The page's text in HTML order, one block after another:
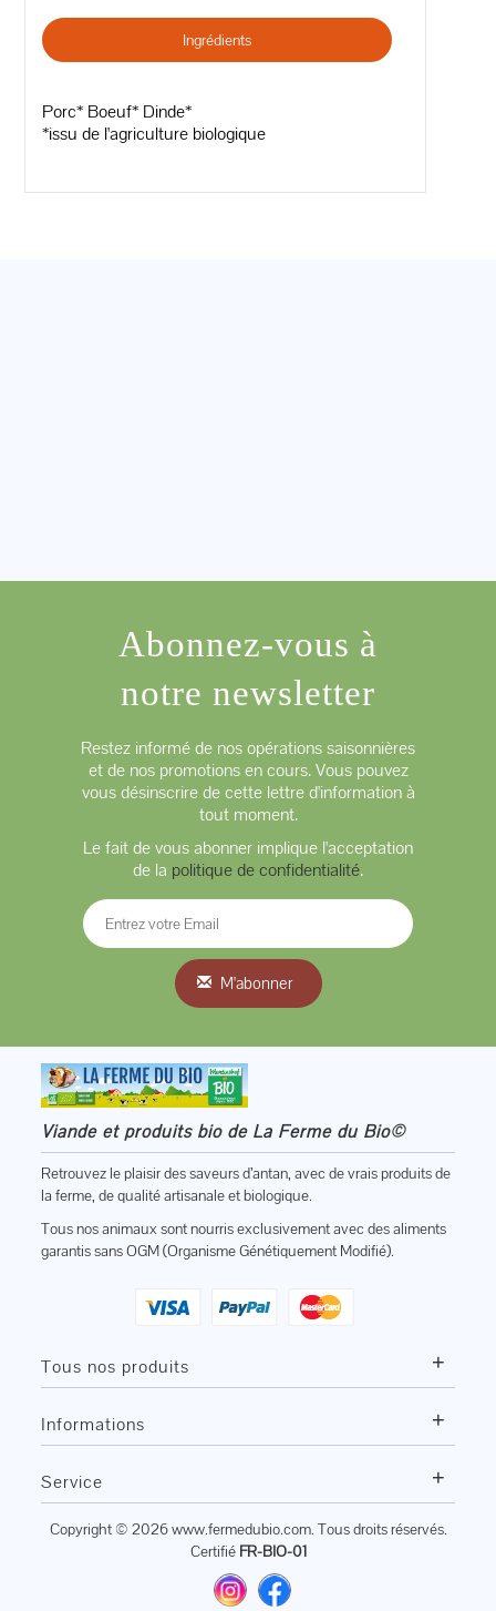
Ingrédients
Porc* Boeuf* Dinde*
*issu de l'agriculture biologique
Abonnez-vous à
notre newsletter
Restez informé de nos opérations saisonnières
et de nos promotions en cours. Vous pouvez
vous désinscrire de cette lettre d'information à
tout moment.
Le fait de vous abonner implique l'acceptation
de la politique de confidentialité.
M'abonner
Viande et produits bio de La Ferme du Bio©
Retrouvez le plaisir des saveurs d’antan, avec de vrais produits de
la ferme, de qualité artisanale et biologique.
Tous nos animaux sont nourris exclusivement avec des aliments
garantis sans OGM (Organisme Génétiquement Modifié).
Tous nos produits +
Informations +
Service +
Copyright © 2026www.fermedubio.com. Tous droits réservés.
Certifié FR-BIO-01